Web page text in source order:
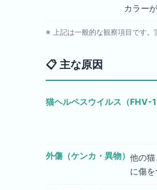
カラー
※ 上記は一般的な観察項目です。
📋 主な原因
猫ヘルペスウイルス（FHV-1
外傷（ケンカ・異物） 他の
に傷